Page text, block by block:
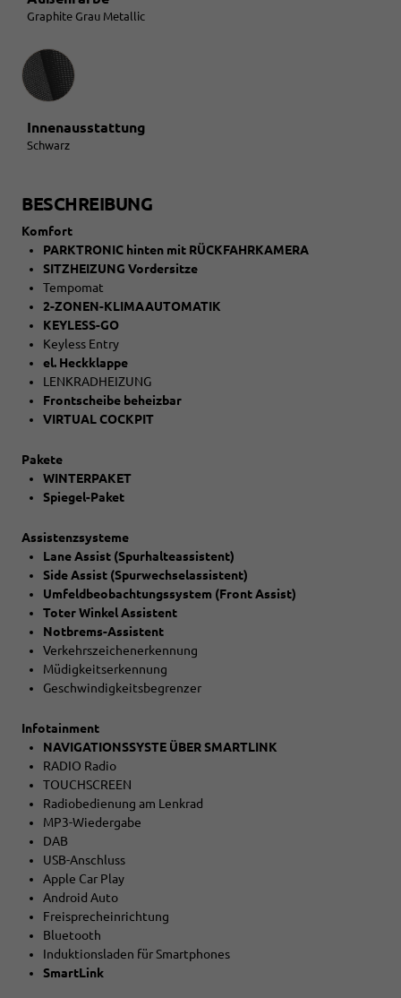
Graphite Grau Metallic
Innenausstattung
Innenausstattung
Schwarz
BESCHREIBUNG
Komfort
PARKTRONIC hinten mit RÜCKFAHRKAMERA
SITZHEIZUNG Vordersitze
Tempomat
2-ZONEN-KLIMAAUTOMATIK
KEYLESS-GO
Keyless Entry
el. Heckklappe
LENKRADHEIZUNG
Frontscheibe beheizbar
VIRTUAL COCKPIT
Pakete
WINTERPAKET
Spiegel-Paket
Assistenzsysteme
Lane Assist (Spurhalteassistent)
Side Assist (Spurwechselassistent)
Umfeldbeobachtungssystem (Front Assist)
Toter Winkel Assistent
Notbrems-Assistent
Verkehrszeichenerkennung
Müdigkeitserkennung
Geschwindigkeitsbegrenzer
Infotainment
NAVIGATIONSSYSTE ÜBER SMARTLINK
RADIO Radio
TOUCHSCREEN
Radiobedienung am Lenkrad
MP3-Wiedergabe
DAB
USB-Anschluss
Apple Car Play
Android Auto
Freisprecheinrichtung
Bluetooth
Induktionsladen für Smartphones
SmartLink